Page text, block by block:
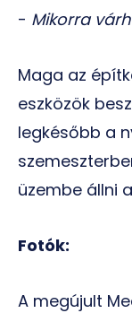
- Mikorra
Maga az
eszközök
legkésőbb a
üzembe állni
Fotók:
A megújult